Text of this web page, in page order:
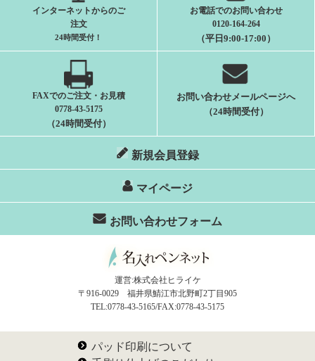
インターネットからのご
注文
24時間受付 ！
お電話でのお問い合わせ
0120-164-264
（平日9:00-17:00）
FAXでのご注文・お見積
0778-43-5175
（24時間受付）
お問い合わせメールページへ
（24時間受付）
新規会員登録
マイページ
お問い合わせフォーム
運営:株式会社ヒライケ
〒916-0029 福井県鯖江市北野町2丁目905
TEL:0778-43-5165/FAX:0778-43-5175
パッド印刷について